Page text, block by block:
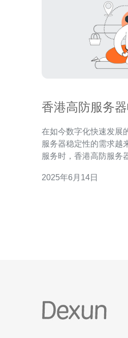
香港高防服务
在如今数字化快速发展
服务器稳定性的需求越
服务时，香港高防服务
IDC的优势和选择原因。 香港高防服务器帽子云IDC
2025年6月14日